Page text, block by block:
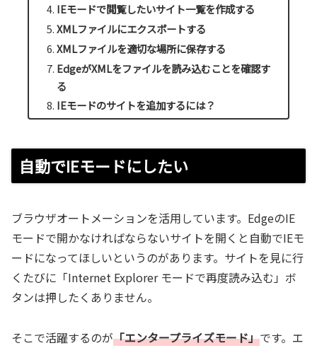
IEモードで閲覧したいサイト一覧を作成する
XMLファイルにエクスポートする
XMLファイルを適切な場所に保存する
EdgeがXMLをファイルを読み込むことを確認す
る
IEモードのサイトを追加するには？
自動でIEモードにしたい
ブラウザオートメーションを活用しています。EdgeのIE
モードで開かなければならないサイトを開くと自動でIEモ
ードになってほしいというのがあります。サイトを見に行
くたびに「Internet Explorer モードで再度読み込む」ボ
タンは押したくありません。
そこで活躍するのが「エンタープライズモード」です。エ